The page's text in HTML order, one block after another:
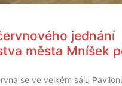
jednání
města Mníšek
se ve velkém sálu